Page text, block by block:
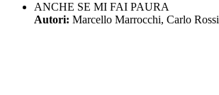
ANCHE SE MI FAI PAURA
Autori: Marcello Marrocchi, Carlo Rossi